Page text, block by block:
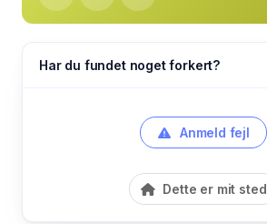
Har du fundet noget forkert?
Anmeld fejl
Dette er mit sted